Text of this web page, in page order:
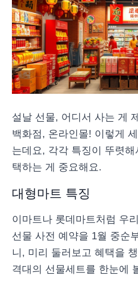
설날 선물, 어디서 사는 게
백화점, 온라인몰! 이렇게
는데요, 각각 특징이 뚜렷
택하는 게 중요해요.
대형마트 특징
이마트나 롯데마트처럼 우
선물 사전 예약을 1월 중순
니, 미리 둘러보고 혜택을
격대의 선물세트를 한눈에